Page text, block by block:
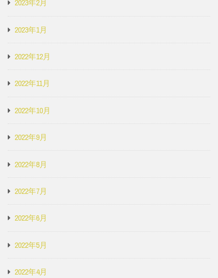
2023年2月
2023年1月
2022年12月
2022年11月
2022年10月
2022年9月
2022年8月
2022年7月
2022年6月
2022年5月
2022年4月